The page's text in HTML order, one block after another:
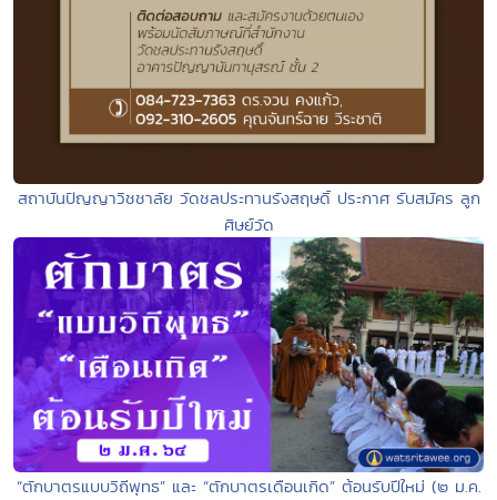
สถาบันปัญญาวิชชาลัย วัดชลประทานรังสฤษดิ์ ประกาศ รับสมัคร ลูก
ศิษย์วัด
“ตักบาตรแบบวิถีพุทธ” และ “ตักบาตรเดือนเกิด” ต้อนรับปีใหม่ (๒ ม.ค.